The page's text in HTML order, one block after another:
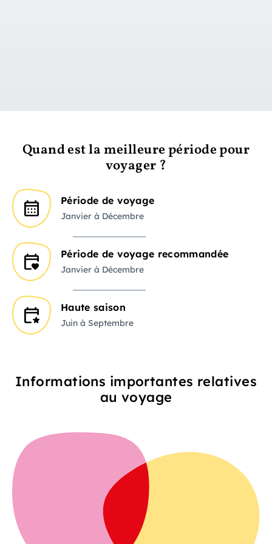
Quand est la meilleure période pour
voyager ?
Période de voyage
Janvier à Décembre
Période de voyage recommandée
Janvier à Décembre
Haute saison
Juin à Septembre
Informations importantes relatives
au voyage